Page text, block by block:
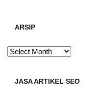
ARSIP
ARSIP
JASA ARTIKEL SEO